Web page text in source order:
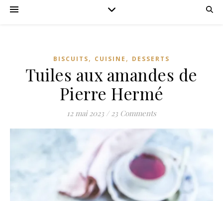
BISCUITS, CUISINE , DESSERTS
Tuiles aux amandes de
Pierre Hermé
12 mai 2023 / 23 Comments